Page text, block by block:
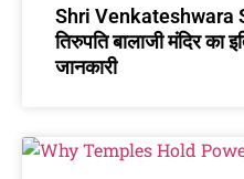
Shri Venkateshwara
तिरुपति बालाजी मंदिर का
जानकारी